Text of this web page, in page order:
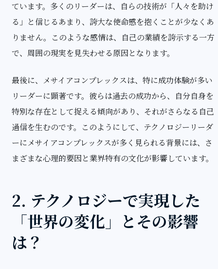
ています。多くのリーダーは、自らの技術が「人々を助け
る」と信じるあまり、誇大な使命感を抱くことが少なくあ
りません。このような感情は、自己の業績を誇示する一方
で、周囲の現実を見失わせる原因となります。
最後に、メサイアコンプレックスは、特に成功体験が多い
リーダーに顕著です。彼らは過去の成功から、自分自身を
特別な存在として捉える傾向があり、それがさらなる自己
過信を生むのです。このようにして、テクノロジーリーダ
ーにメサイアコンプレックスが多く見られる背景には、さ
まざまな心理的要因と業界特有の文化が影響しています。
2. テクノロジーで実現した
「世界の変化」とその影響
は？